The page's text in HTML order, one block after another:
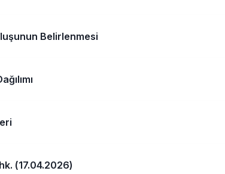
Belirlenmesi
(17.04.2026)